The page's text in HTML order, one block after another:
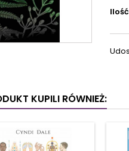
Ilość
KUPILI RÓWNIEŻ: